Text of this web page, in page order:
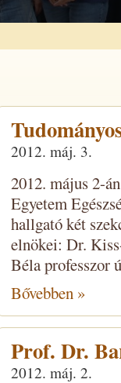
2012. máj. 3.
2012. május 2-
Egyetem
hallgató két
elnökei: Dr.
Béla professzor
Bővebben »
Prof. Dr.
2012. máj. 2.